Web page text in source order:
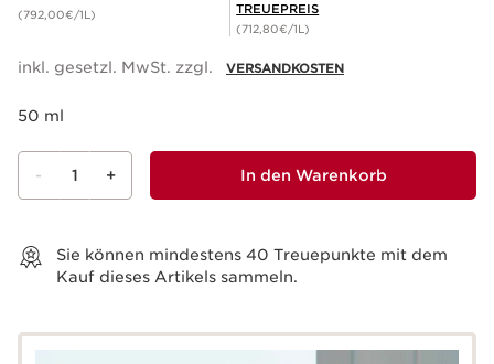
(792,00€/1L) TREUEPREIS
(712,80€/1L)
inkl. gesetzl. MwSt. zzgl. VERSANDKOSTEN
50 ml
- 1 + In den Warenkorb
Sie können mindestens 40 Treuepunkte mit dem
Kauf dieses Artikels sammeln.